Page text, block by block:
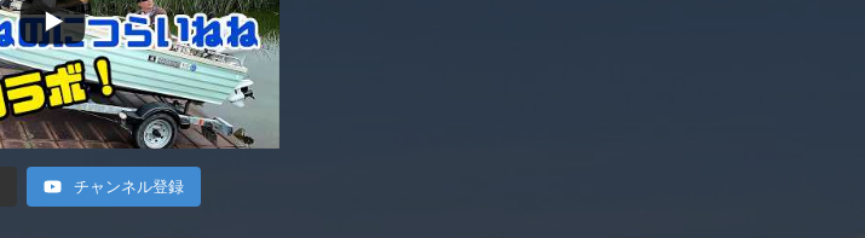
チャンネル登録